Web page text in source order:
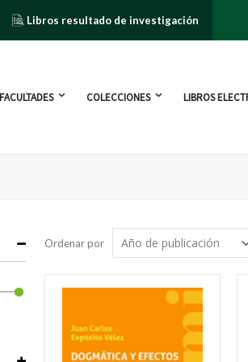
Libros resultado de investigación
COLECCIONES LIBROS
Ordenar por